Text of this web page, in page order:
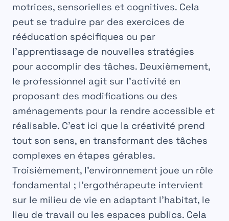
motrices, sensorielles et cognitives. Cela
peut se traduire par des exercices de
rééducation spécifiques ou par
l’apprentissage de nouvelles stratégies
pour accomplir des tâches. Deuxièmement,
le professionnel agit sur l’activité en
proposant des modifications ou des
aménagements pour la rendre accessible et
réalisable. C’est ici que la créativité prend
tout son sens, en transformant des tâches
complexes en étapes gérables.
Troisièmement, l’environnement joue un rôle
fondamental ; l’ergothérapeute intervient
sur le milieu de vie en adaptant l’habitat, le
lieu de travail ou les espaces publics. Cela